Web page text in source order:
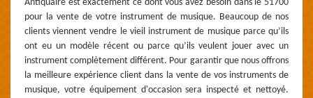
Antiquaire est exactement ce dont vous avez besoin dans le 51700
pour la vente de votre instrument de musique. Beaucoup de nos
clients viennent vendre le vieil instrument de musique parce qu’ils
ont eu un modèle récent ou parce qu’ils veulent jouer avec un
instrument complètement différent. Pour garantir que nous offrons
la meilleure expérience client dans la vente de vos instruments de
musique, votre équipement d'occasion sera inspecté et nettoyé.